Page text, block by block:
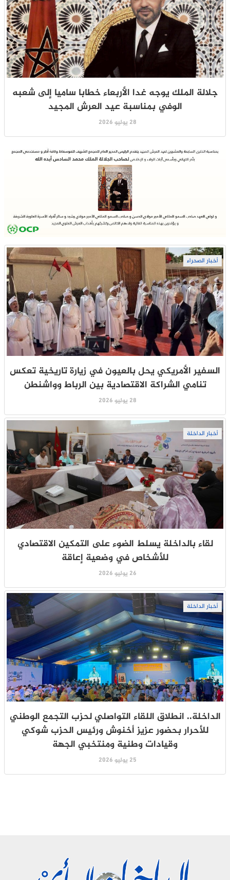
جلالة الملك يوجه غدا الأربعاء خطابا ساميا إلى شعبه
الوفي بمناسبة عيد العرش المجيد
28 يوليو 2026
أخبار الصحراء
السفير الأمريكي يحل بالعيون في زيارة تاريخية تعكس
تنامي الشراكة الاقتصادية بين الرباط وواشنطن
28 يوليو 2026
أخبار الداخلة
لقاء بالداخلة يسلط الضوء على التمكين الاقتصادي
للأشخاص في وضعية إعاقة
26 يوليو 2026
أخبار الداخلة
الداخلة.. انطلاق اللقاء التواصلي لحزب التجمع الوطني
للأحرار بحضور عزيز أخنوش ورئيس الحزب شوكي
وقيادات وطنية ومنتخبي الجهة
25 يوليو 2026